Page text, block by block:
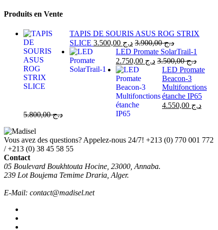
Produits en Vente
TAPIS DE SOURIS ASUS ROG STRIX
SLICE
د.ج د.ج3.900,00
LED Promate SolarTrail-1
د.ج
د.ج3.500,00
LED Promate
Beacon-3
Multifonctions
étanche IP65
د.ج
د.ج5.800,00
Vous avez des questions? Appelez-nous 24/7! +213 (0) 770 001 772
/ +213 (0) 38 45 58 55
Contact
05 Boulevard Boukhtouta Hocine, 23000, Annaba.
239 Lot Boujema Temime Draria, Alger.
E-Mail: contact@madisel.net